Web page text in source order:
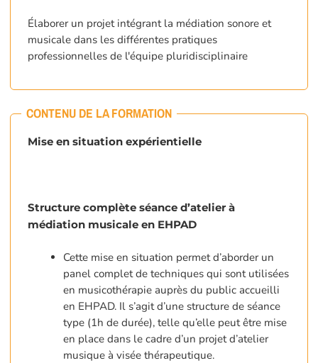
Élaborer un projet intégrant la médiation sonore et
musicale dans les différentes pratiques
professionnelles de l'équipe pluridisciplinaire
CONTENU DE LA FORMATION
Mise en situation expérientielle
Structure complète séance d’atelier à
médiation musicale en EHPAD
Cette mise en situation permet d’aborder un
panel complet de techniques qui sont utilisées
en musicothérapie auprès du public accueilli
en EHPAD. Il s’agit d’une structure de séance
type (1h de durée), telle qu’elle peut être mise
en place dans le cadre d’un projet d’atelier
musique à visée thérapeutique.